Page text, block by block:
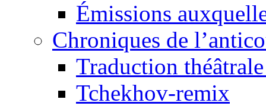
Émissions
Chroniques de
Traduction
Tchekhov-remix